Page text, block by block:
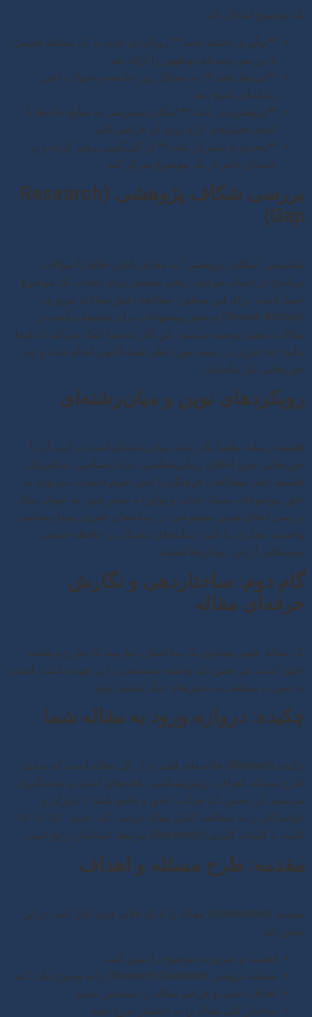
یک موضوع ایده‌آل باید:
**نوآوری داشته باشد:** رویکردی جدید به یک مسئله قدیمی
یا بررسی پدیده‌ای نوظهور را ارائه دهد.
**مرتبط باشد:** به مسائل روز جامعه و تحولات اخیر
رسانه‌ای پاسخ دهد.
**پژوهش‌پذیر باشد:** امکان دسترسی به منابع، داده‌ها یا
انجام تحلیل‌های لازم برای آن فراهم باشد.
**محدود و متمرکز باشد:** از کلی‌گویی پرهیز کرده و بر
جنبه‌ای خاص از یک موضوع تمرکز کند.
بررسی شکاف پژوهشی (Research
Gap)
شناسایی “شکاف پژوهشی” به معنای یافتن خلأها یا سؤالات
بی‌پاسخ در ادبیات موجود، راهی مطمئن برای انتخاب یک موضوع
اصیل است. برای این منظور، مطالعه دقیق مقالات مروری
(Review Articles) و بخش پیشنهادات برای تحقیقات آینده در
مقالات معتبر توصیه می‌شود. این کار به شما کمک می‌کند تا دقیقا
بدانید چه چیزی در زمینه مورد نظر شما تاکنون انجام شده و چه
حوزه‌هایی بکر مانده‌اند.
رویکردهای نوین و میان‌رشته‌ای
فلسفه رسانه ماهیتاً یک رشته میان‌رشته‌ای است. ترکیب آن با
حوزه‌هایی چون اخلاق، زیبایی‌شناسی، پدیدارشناسی، متافیزیک،
فلسفه علم، مطالعات فرهنگی یا حتی علوم اعصاب می‌تواند به
خلق موضوعات بسیار جذاب و نوآورانه منجر شود. به عنوان مثال،
بررسی اخلاق هوش مصنوعی در رسانه‌های خبری، پدیدارشناسی
واقعیت مجازی، یا تأثیر رسانه‌های دیجیتال بر حافظه جمعی،
نمونه‌هایی از این رویکردها هستند.
گام دوم: ساختاردهی و نگارش
حرفه‌ای مقاله
یک مقاله علمی همچون یک ساختمان، نیازمند یک طرح و نقشه
دقیق است. هر بخش باید وظیفه مشخصی را بر عهده داشته باشد و
به صورت منطقی به بخش‌های دیگر متصل شود.
چکیده: دروازه ورود به مقاله شما
چکیده (Abstract) خلاصه‌ای فشرده از کل مقاله است که شامل
طرح مسئله، اهداف، روش‌شناسی، یافته‌های اصلی و نتیجه‌گیری
می‌شود. این بخش باید جذاب، دقیق و جامع باشد تا داوران و
خوانندگان را به مطالعه کامل مقاله ترغیب کند. حدود ۱۵۰ تا ۲۵۰
کلمه، با کلمات کلیدی (Keywords) مرتبط، استاندارد رایج است.
مقدمه: طرح مسئله و اهداف
مقدمه (Introduction) مقاله را با یک قلاب قوی آغاز کنید. در این
بخش باید:
اهمیت و ضرورت موضوع را تبیین کنید.
مسئله پژوهش (Research Question) را به وضوح بیان کنید.
اهداف اصلی و فرعی مقاله را مشخص نمایید.
ساختار کلی مقاله را به اختصار شرح دهید.